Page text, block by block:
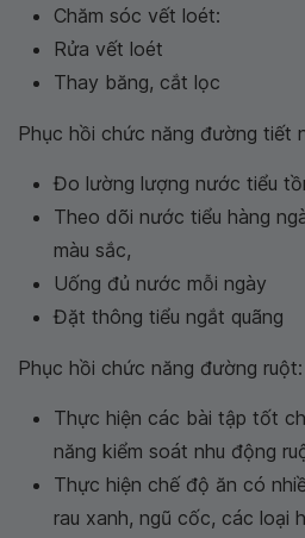
Chăm sóc vết loét:
Rửa vết loét
Thay băng, cắt lọc
Phục hồi chức năng đường tiết
Đo lường lượng nước tiểu
Theo dõi nước tiểu hàng
màu sắc,
Uống đủ nước mỗi ngày
Đặt thông tiểu ngắt quãng
Phục hồi chức năng đường ruột:
Thực hiện các bài tập tốt
năng kiểm soát nhu động
Thực hiện chế độ ăn có
rau xanh, ngũ cốc, các loại